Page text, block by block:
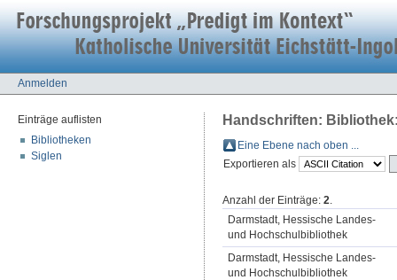
Anmelden
Einträge auflisten
Bibliotheken
Siglen
Handschriften:
Eine Ebene nach oben ...
Exportieren als
Anzahl der Einträge: 2.
Darmstadt, Hessische Landes-
und Hochschulbibliothek
Darmstadt, Hessische Landes-
und Hochschulbibliothek